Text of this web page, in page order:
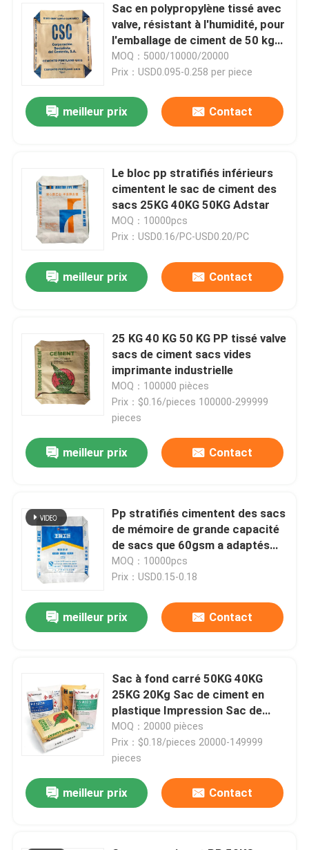
Maison
Sac en polypropylène tissé avec
valve, résistant à l'humidité, pour
l'emballage de ciment de 50 kg
(usage intensif)
MOQ：5000/10000/20000
Prix：USD0.095-0.258 per piece
meilleur prix Contact
Le bloc pp stratifiés inférieurs
cimentent le sac de ciment des
sacs 25KG 40KG 50KG Adstar
MOQ：10000pcs
Prix：USD0.16/PC-USD0.20/PC
meilleur prix Contact
25 KG 40 KG 50 KG PP tissé valve
sacs de ciment sacs vides
imprimante industrielle
MOQ：100000 pièces
Prix：$0.16/pieces 100000-299999
pieces
meilleur prix Contact
Pp stratifiés cimentent des sacs
de mémoire de grande capacité
de sacs que 60gsm a adaptés
aux besoins du client avec du PE
de haute résistance
MOQ：10000pcs
Prix：USD0.15-0.18
meilleur prix Contact
Sac à fond carré 50KG 40KG
25KG 20Kg Sac de ciment en
plastique Impression Sac de
ciment vide Industriel et certifié
ISO9001 2015
MOQ：20000 pièces
Prix：$0.18/pieces 20000-149999
pieces
meilleur prix Contact